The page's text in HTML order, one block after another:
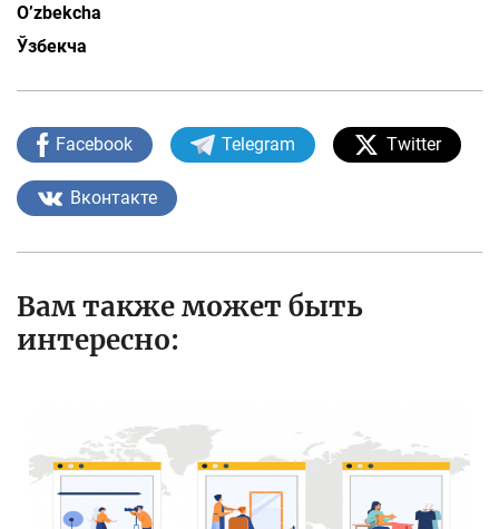
O’zbekcha
Ўзбекча
Facebook Telegram Twitter
Вконтакте
Вам также может быть
интересно: